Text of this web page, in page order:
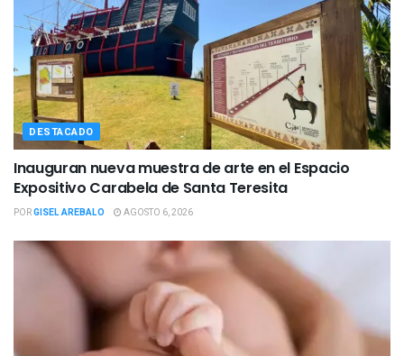
DESTACADO
Inauguran nueva muestra de arte en el Espacio
Expositivo Carabela de Santa Teresita
PORGISEL AREBALO AGOSTO 6, 2026